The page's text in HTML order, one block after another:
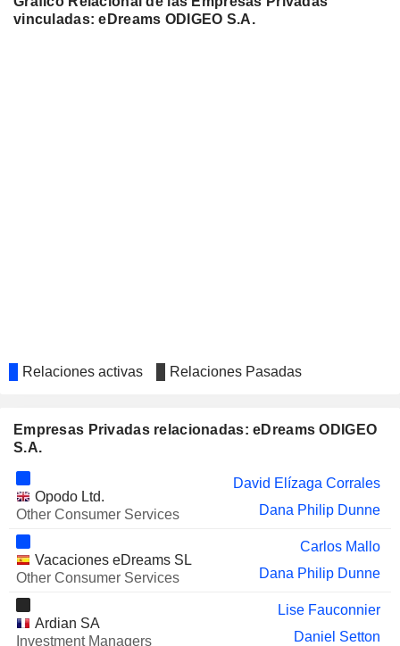
vinculadas: eDreams ODIGEO S.A.
Relaciones activas Relaciones Pasadas
Empresas Privadas relacionadas: eDreams ODIGEO
S.A.
Opodo Ltd.
Other Consumer Services
David Elízaga Corrales
Dana Philip Dunne
Vacaciones eDreams SL
Other Consumer Services
Carlos Mallo
Dana Philip Dunne
Ardian SA
Investment Managers
Lise Fauconnier
Daniel Setton